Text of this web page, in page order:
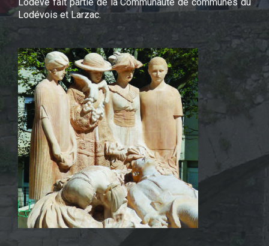
Lodève fait partie de la Communauté de communes du
Lodévois et Larzac.